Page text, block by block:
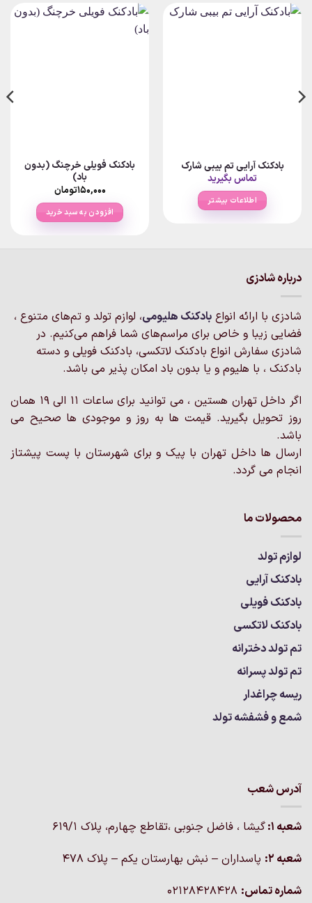
بادکنک آرایی تم بیبی شارک
تماس بگیرید
اطلاعات بیشتر
بادکنک فویلی خرچنگ (بدون
باد)
۱۵۰,۰۰۰تومان
افزودن به سبد خرید
درباره شادزی
شادزی با ارائه انواع بادکنک‌ هلیومی، لوازم تولد و تم‌های متنوع ،
فضایی زیبا و خاص برای مراسم‌های شما فراهم می‌کنیم. در
شادزی سفارش انواع بادکنک لاتکسی، بادکنک فویلی و دسته
بادکنک ، با هلیوم و یا بدون باد امکان پذیر می باشد.
اگر داخل تهران هستین ، می توانید برای ساعات 11 الی 19 همان
روز تحویل بگیرید. قیمت ها به روز و موجودی ها صحیح می
باشد.
ارسال ها داخل تهران با پیک و برای شهرستان با پست پیشتاز
انجام می گردد.
محصولات ما
لوازم تولد
بادکنک آرایی
بادکنک فویلی
بادکنک لاتکسی
تم تولد دخترانه
تم تولد پسرانه
ریسه چراغدار
شمع و فشفشه تولد
آدرس شعب
شعبه 1:
گيشا ، فاضل جنوبی ،تقاطع چهارم، پلاک 619/1
شعبه 2:
پاسداران – نبش بهارستان یکم – پلاک ۴۷۸
شماره تماس: